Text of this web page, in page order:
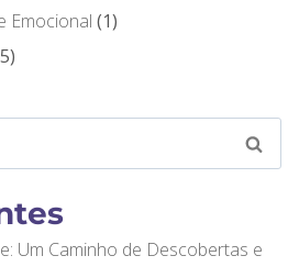
Emocional 1
Um Caminho de Descobertas e